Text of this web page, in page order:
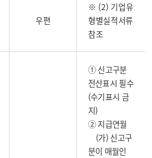
우편
※ (2) 기업유
형별실적서류
참조
① 신고구분
전산표시 필수
(수기표시 금
지)
② 지급연월
(가) 신고구
분이 매월인